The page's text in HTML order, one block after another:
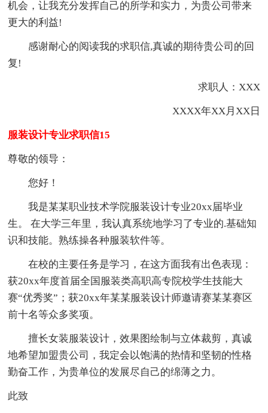
机会，让我充分发挥自己的所学和实力，为贵公司带来
更大的利益!
感谢耐心的阅读我的求职信,真诚的期待贵公司的回
复!
求职人：XXX
XXXX年XX月XX日
服装设计专业求职信15
尊敬的领导：
您好！
我是某某职业技术学院服装设计专业20xx届毕业
生。 在大学三年里，我认真系统地学习了专业的.基础知
识和技能。熟练操各种服装软件等。
在校的主要任务是学习，在这方面我有出色表现：
获20xx年度首届全国服装类高职高专院校学生技能大
赛“优秀奖”；获20xx年某某服装设计师邀请赛某某赛区
前十名等众多奖项。
擅长女装服装设计，效果图绘制与立体裁剪，真诚
地希望加盟贵公司，我定会以饱满的热情和坚韧的性格
勤奋工作，为贵单位的发展尽自己的绵薄之力。
此致